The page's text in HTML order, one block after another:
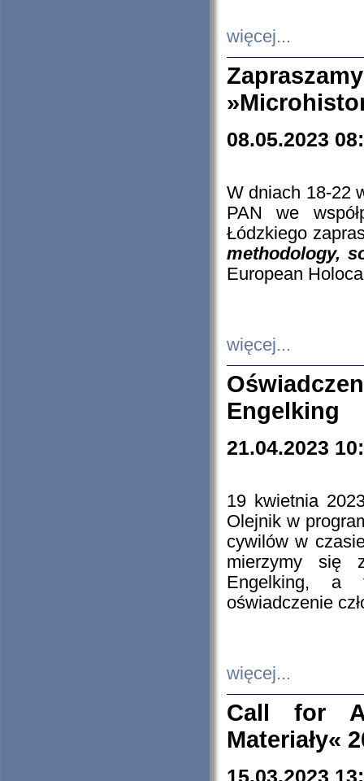
więcej...
08.05.2023
W dniach 18-22
PAN we
Łódzkiego
methodology,
European
więcej...
Engelking
21.04.2023
19 kwietnia
Olejnik w
cywilów w
mierzymy się
Engelking, a
oświadczenie
więcej...
Call for
Materiały«
15.03.2023